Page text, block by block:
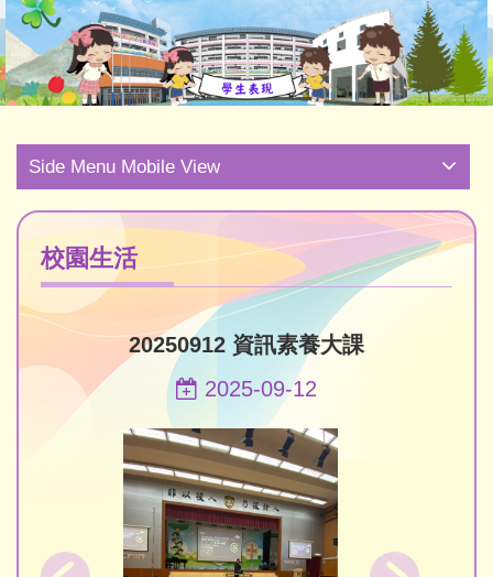
Side Menu Mobile View
校園生活
20250912 資訊素養大課
2025-09-12